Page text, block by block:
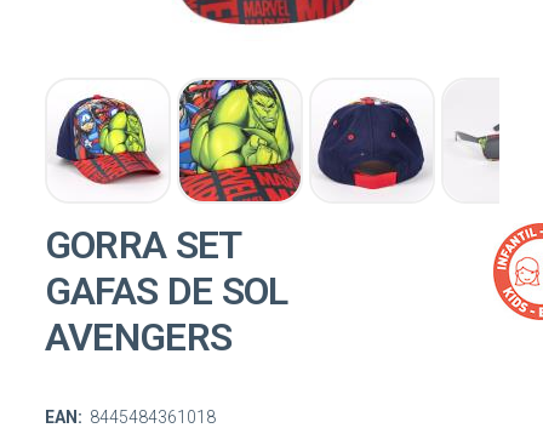
GORRA SET
GAFAS DE SOL
AVENGERS
EAN: 8445484361018